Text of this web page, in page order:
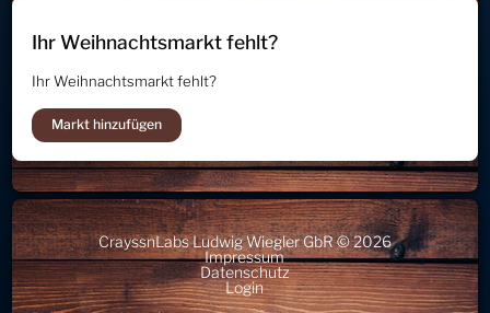
Ihr Weihnachtsmarkt fehlt?
Ihr Weihnachtsmarkt fehlt?
Markt hinzufügen
CrayssnLabs Ludwig Wiegler GbR © 2026
Impressum
Datenschutz
Login